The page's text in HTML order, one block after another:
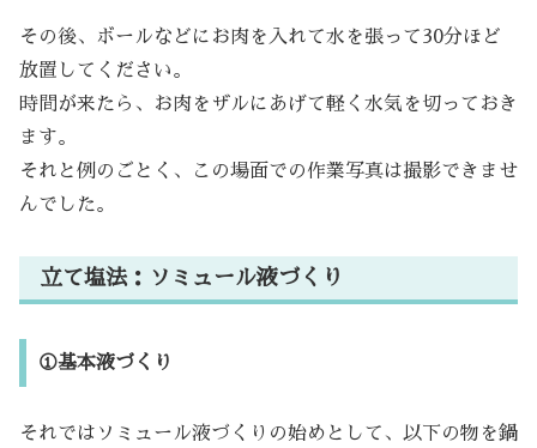
その後、ボールなどにお肉を入れて水を張って30分ほど
放置してください。
時間が来たら、お肉をザルにあげて軽く水気を切っておき
ます。
それと例のごとく、この場面での作業写真は撮影できませ
んでした。
立て塩法：ソミュール液づくり
①基本液づくり
それではソミュール液づくりの始めとして、以下の物を鍋